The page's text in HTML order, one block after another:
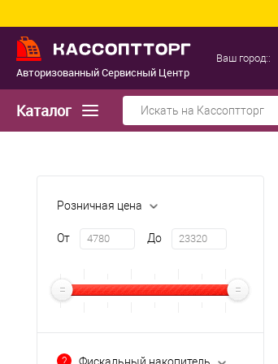
Авторизованный Сервисный Центр
Ваш город::
Каталог
Розничная цена
От До